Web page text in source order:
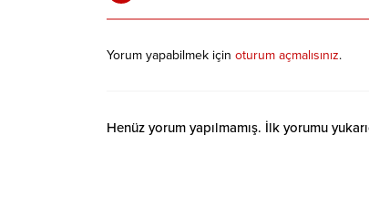
Yorum yapabilmek için oturum açmalısınız.
Henüz yorum yapılmamış. İlk yorumu